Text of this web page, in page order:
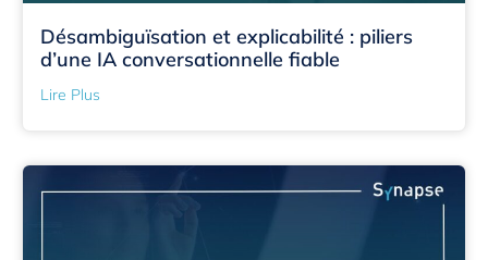
Désambiguïsation et explicabilité : piliers
d’une IA conversationnelle fiable
Lire Plus